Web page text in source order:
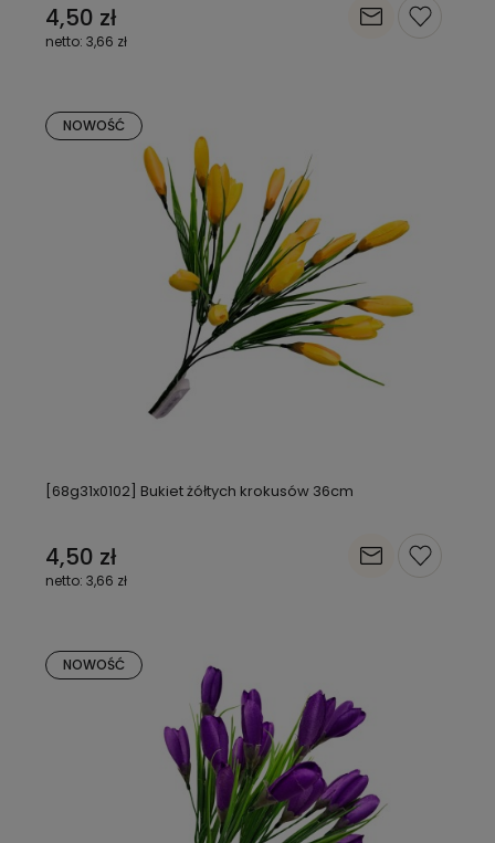
4,50 zł
3,66 zł
[68g31x0102] Bukiet żółtych krokusów 36cm
4,50 zł
3,66 zł
NOWOŚĆ
NOWOŚĆ